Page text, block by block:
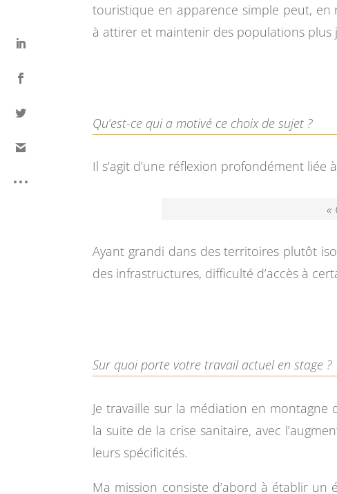
touristique en apparence simple peut,
à attirer et maintenir des populations plus
Qu’est-ce qui a motivé ce choix de sujet ?
Il s’agit d’une réflexion profondément
«
Ayant grandi dans des territoires plutôt
des infrastructures, difficulté d’accès à
Sur quoi porte votre travail actuel en stage ?
Je travaille sur la médiation en montagne
la suite de la crise sanitaire, avec
leurs spécificités.
Ma mission consiste d’abord à établir